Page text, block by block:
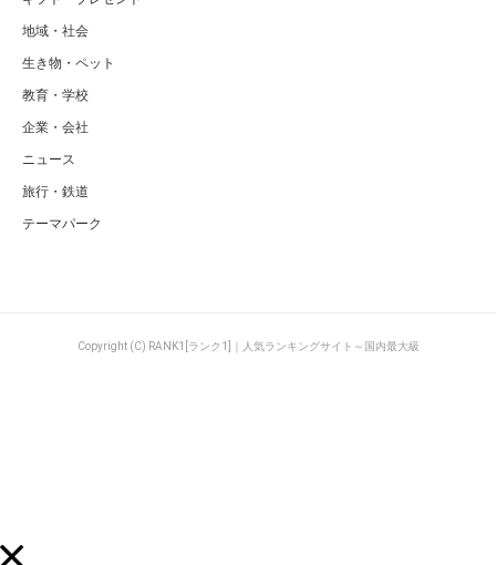
地域・社会
生き物・ペット
教育・学校
企業・会社
ニュース
旅行・鉄道
テーマパーク
Copyright (C) RANK1[ランク1]｜人気ランキングサイト～国内最大級